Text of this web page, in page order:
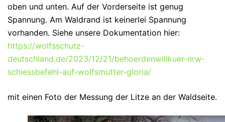
oben und unten. Auf der Vorderseite ist genug
Spannung. Am Waldrand ist keinerlei Spannung
vorhanden. Siehe unsere Dokumentation hier:
https://wolfsschutz-
deutschland.de/2023/12/21/behoerdenwillkuer-nrw-
schiessbefehl-auf-wolfsmutter-gloria/
mit einen Foto der Messung der Litze an der Waldseite.